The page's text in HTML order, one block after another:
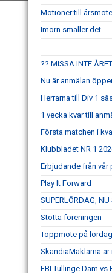
Motioner till
Imorn smäller det
?? MISSA INTE
Nu är anmälan
Herrarna till Div 1
1 vecka kvar till
Första matchen i
Klubbladet NR 1
Erbjudande från vår
Play It Forward
SUPERLÖRDAG,
Stötta föreningen
Toppmöte på
SkandiaMäklarna
FBI Tullinge Dam